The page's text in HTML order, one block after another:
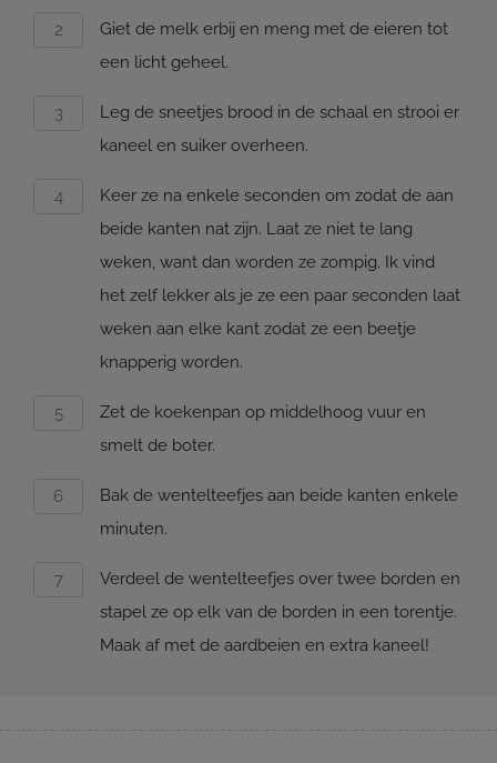
Giet de melk erbij en meng met de eieren tot
een licht geheel.
Leg de sneetjes brood in de schaal en strooi er
kaneel en suiker overheen.
Keer ze na enkele seconden om zodat de aan
beide kanten nat zijn. Laat ze niet te lang
weken, want dan worden ze zompig. Ik vind
het zelf lekker als je ze een paar seconden laat
weken aan elke kant zodat ze een beetje
knapperig worden.
Zet de koekenpan op middelhoog vuur en
smelt de boter.
Bak de wentelteefjes aan beide kanten enkele
minuten.
Verdeel de wentelteefjes over twee borden en
stapel ze op elk van de borden in een torentje.
Maak af met de aardbeien en extra kaneel!